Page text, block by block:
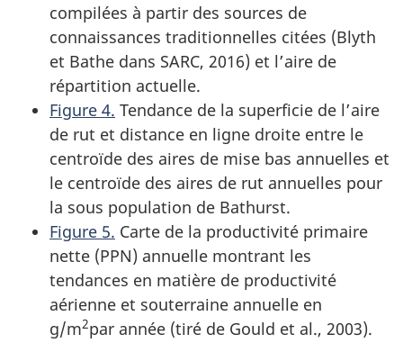
compilées à partir des sources de
connaissances traditionnelles citées (Blyth
et Bathe dans SARC, 2016) et l’aire de
répartition actuelle.
Figure 4. Tendance de la superficie de l’aire
de rut et distance en ligne droite entre le
centroïde des aires de mise bas annuelles et
le centroïde des aires de rut annuelles pour
la sous population de Bathurst.
Figure 5. Carte de la productivité primaire
nette (PPN) annuelle montrant les
tendances en matière de productivité
aérienne et souterraine annuelle en
g/m2par année (tiré de Gould et al., 2003).